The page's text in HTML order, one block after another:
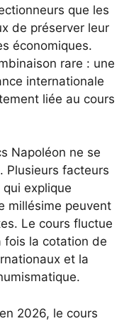
que les
de préserver leur
économiques.
rare : une
internationale
liée au cours
Napoléon ne se
Plusieurs facteurs
explique
millésime peuvent
Le cours fluctue
fois la cotation de
et la
2026, le cours